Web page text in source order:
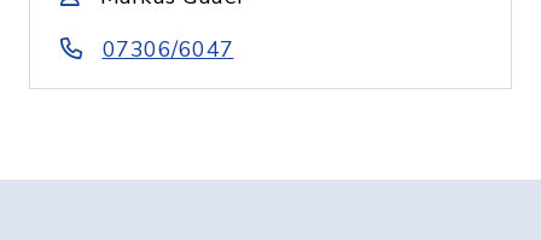
07306/6047